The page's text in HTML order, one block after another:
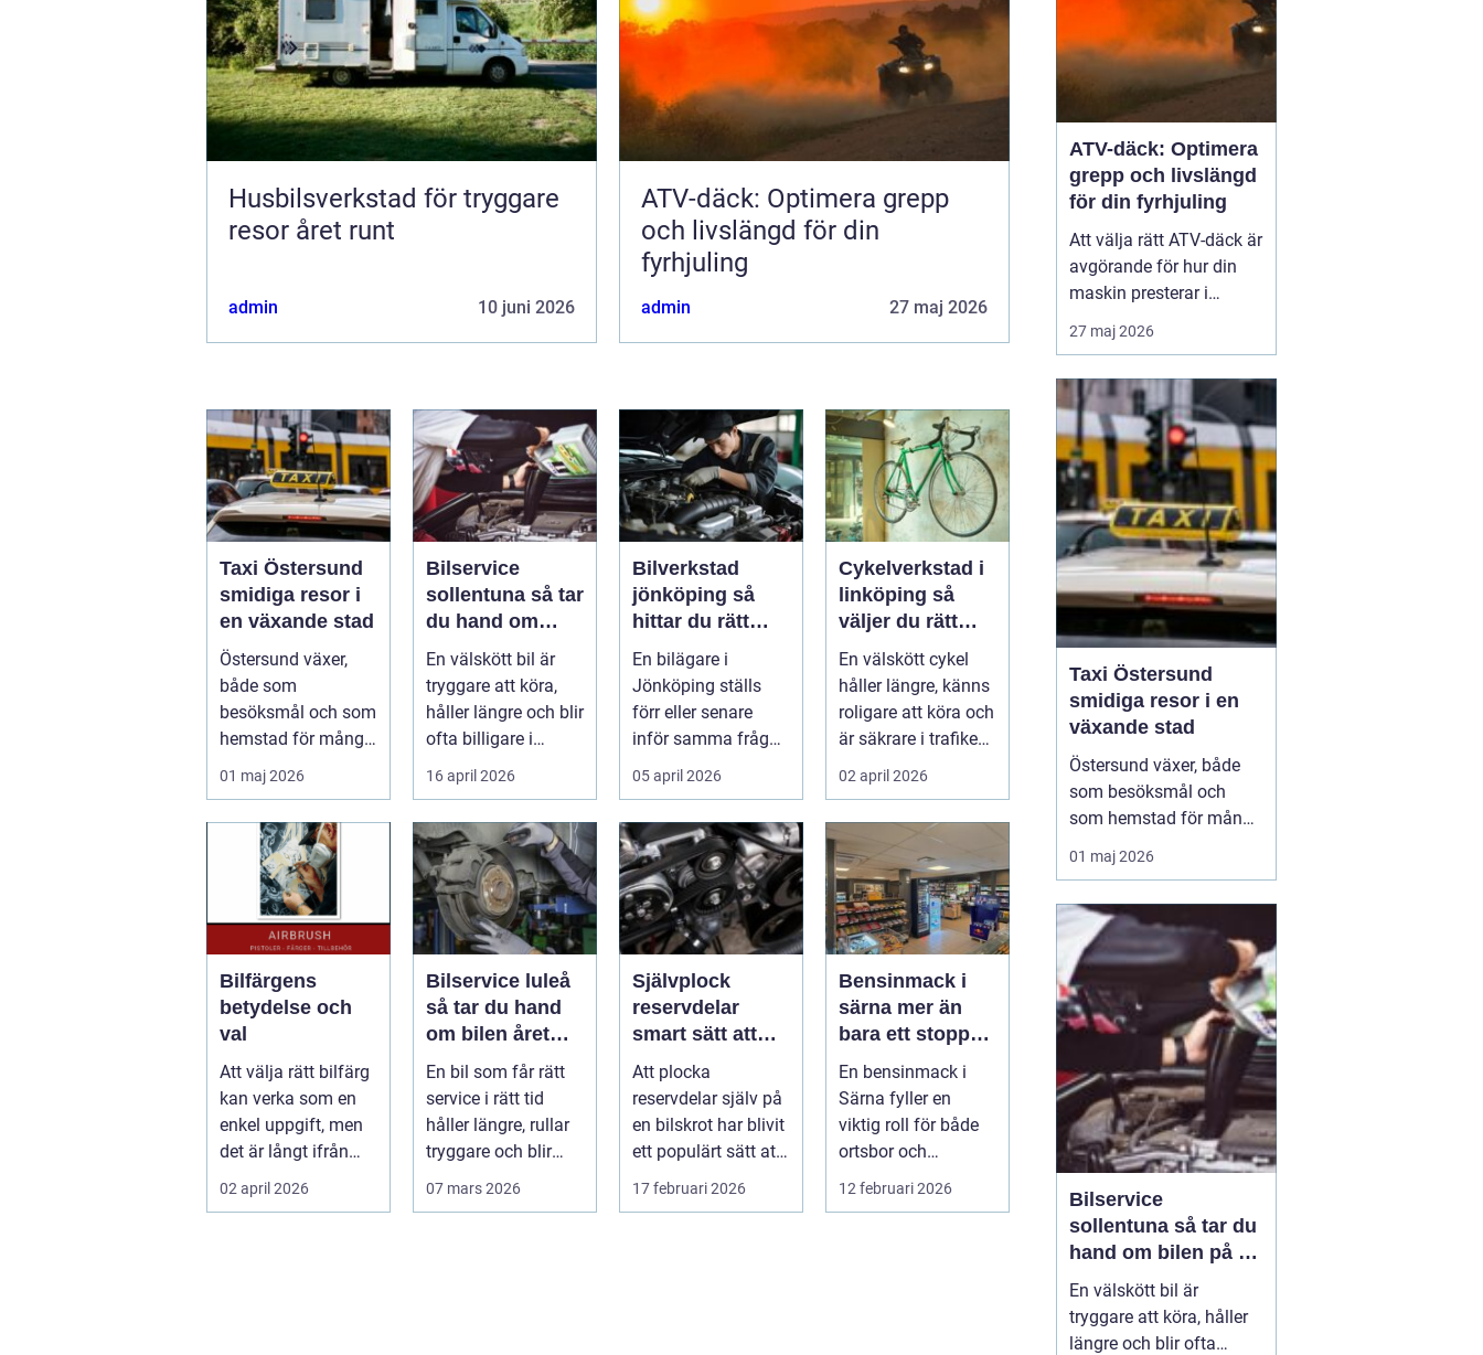
Husbilsverkstad för tryggare
resor året runt
admin 10 juni 2026
ATV-däck: Optimera grepp
och livslängd för din
fyrhjuling
admin 27 maj 2026
Taxi Östersund
smidiga resor i
en växande stad
Östersund växer,
både som
besöksmål och som
hemstad för många
pendlare, studenter
och företagare. En...
01 maj 2026
Bilservice
sollentuna så tar
du hand om
bilen på ett
En välskött bil är
tryggare att köra,
håller längre och blir
ofta billigare i
längden. För många
bil...
16 april 2026
Bilverkstad
jönköping så
hittar du rätt
hjälp för bilen
En bilägare i
Jönköping ställs
förr eller senare
inför samma fråga:
vilken verkstad tar
bäst hand om...
05 april 2026
Cykelverkstad i
linköping så
väljer du rätt
service för din
cykel
En välskött cykel
håller längre, känns
roligare att köra och
är säkrare i trafiken.
För många som cy...
02 april 2026
Bilfärgens
betydelse och
val
Att välja rätt bilfärg
kan verka som en
enkel uppgift, men
det är långt ifrån
bara ett estetiskt
bes...
02 april 2026
Bilservice luleå
så tar du hand
om bilen året
runt
En bil som får rätt
service i rätt tid
håller längre, rullar
tryggare och blir
07 mars 2026
Självplock
reservdelar
smart sätt att
hitta billiga
bildelar
Att plocka
reservdelar själv på
en bilskrot har blivit
ett populärt sätt att
både spara pengar
17 februari 2026
Bensinmack i
särna mer än
bara ett stopp
för att tanka
En bensinmack i
Särna fyller en
viktig roll för både
ortsbor och
förbipasserande.
12 februari 2026
ATV-däck: Optimera
grepp och livslängd
för din fyrhjuling
Att välja rätt ATV-däck är
avgörande för hur din
maskin presterar i
vardagen, oavsett om du
arbetar i skogen eller kör
däck gör stor skillnad för
säkerhet...
27 maj 2026
Taxi Östersund
smidiga resor i en
växande stad
Östersund växer, både
som besöksmål och
som hemstad för många
pendlare, studenter och
företagare. En pålitlig
bara ett bekvämt sätt att
ta sig från punkt A till
punkt B. För många
handlar det om att få
vardagen att fungera,
01 maj 2026
Bilservice
sollentuna så tar du
hand om bilen på ett
smart sätt
En välskött bil är
tryggare att köra, håller
längre och blir ofta